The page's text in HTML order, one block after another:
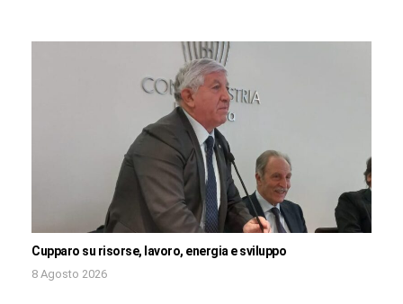
Cupparo su risorse, lavoro, energia e sviluppo
8 Agosto 2026